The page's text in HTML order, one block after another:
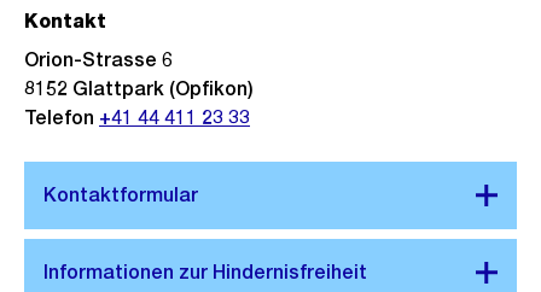
Kontakt
Orion-Strasse 6
8152 Glattpark (Opfikon)
Telefon +41 44 411 23 33